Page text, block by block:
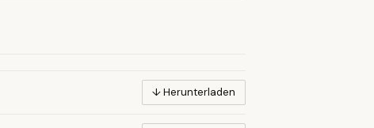
↓ Herunterladen